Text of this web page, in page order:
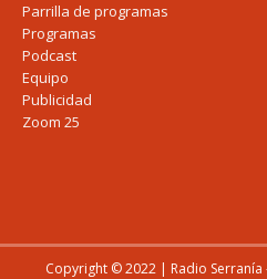
Parrilla de programas
Programas
Podcast
Equipo
Publicidad
Zoom 25
Copyright © 2022 | Radio